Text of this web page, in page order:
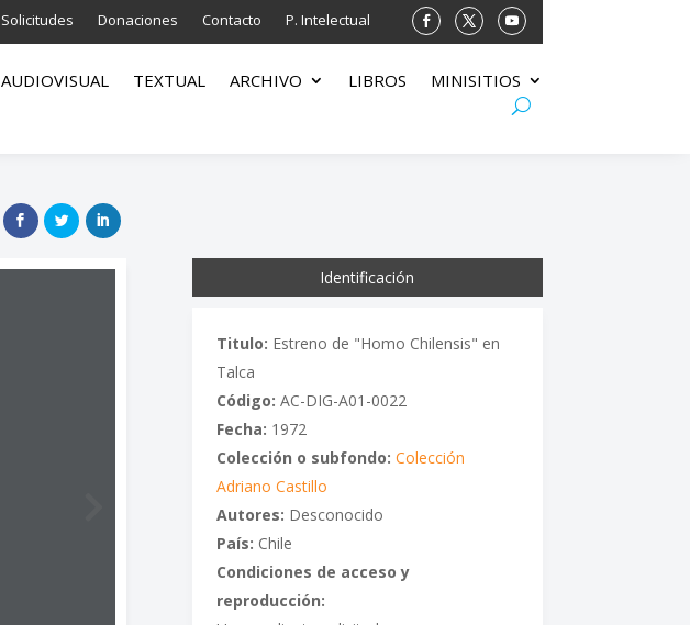
Solicitudes Donaciones Contacto P. Intelectual
AUDIOVISUAL TEXTUAL ARCHIVO LIBROS MINISITIOS
Identificación
Titulo: Estreno de "Homo Chilensis" en
Talca
Código: AC-DIG-A01-0022
Fecha: 1972
Colección o subfondo: Colección
Adriano Castillo
Autores: Desconocido
País: Chile
Condiciones de acceso y
reproducción: